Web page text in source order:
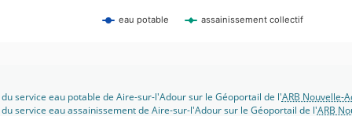
eau potable assainissement collectif
service eau potable de Aire-sur-l'Adour sur le Géoportail de l'ARB Nouvelle-
service eau assainissement de Aire-sur-l'Adour sur le Géoportail de l'ARB